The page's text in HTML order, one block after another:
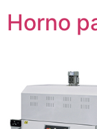
Horno